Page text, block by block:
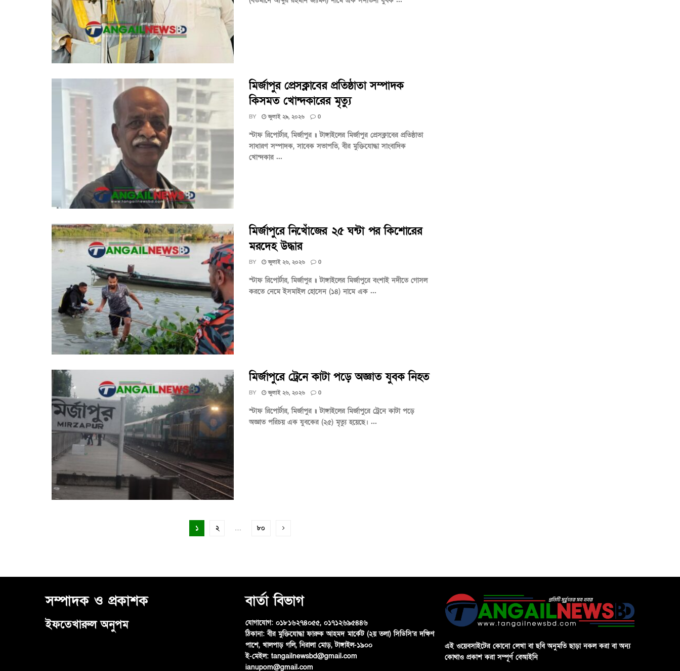
মির্জাপুর প্রেসক্লাবের প্রতিষ্ঠাতা সম্পাদক
কিসমত খোন্দকারের মৃত্যু
BY জুলাই ২৯, ২০২৬ 0
স্টাফ রিপোর্টার, মির্জাপুর ॥ টাঙ্গাইলের মির্জাপুর প্রেসক্লাবের প্রতিষ্ঠাতা
সাধারণ সম্পাদক, সাবেক সভাপতি, বীর মুক্তিযোদ্ধা সাংবাদিক
খোন্দকার ...
মির্জাপুরে নিখোঁজের ২৫ ঘন্টা পর কিশোরের
মরদেহ উদ্ধার
BY জুলাই ২৬, ২০২৬ 0
স্টাফ রিপোর্টার, মির্জাপুর ॥ টাঙ্গাইলের মির্জাপুরে বংশাই নদীতে গোসল
করতে নেমে ইসমাইল হোসেন (১৪) নামে এক ...
মির্জাপুরে ট্রেনে কাটা পড়ে অজ্ঞাত যুবক নিহত
BY জুলাই ২৬, ২০২৬ 0
স্টাফ রিপোর্টার, মির্জাপুর ॥ টাঙ্গাইলের মির্জাপুরে ট্রেনে কাটা পড়ে
অজ্ঞাত পরিচয় এক যুবকের (২৫) মৃত্যু হয়েছে। ...
১ ২ … ৮০
সম্পাদক ও প্রকাশক
ইফতেখারুল অনুপম
বার্তা বিভাগ
যোগাযোগ: ০১৮১৬২৭৪০৫৫, ০১৭১২৬৯৫৪৪৬
ঠিকানা:বীর মুক্তিযোদ্ধা ফারুক আহমদ মার্কেট (২য় তলা) সিডিসি’র দক্ষিণ
পাশে, খালপাড় গলি, নিরালা মোড়, টাঙ্গাইল-১৯০০
ই-মেইল: tangailnewsbd@gmail.com
ianupom@gmail.com
এই ওয়েবসাইটের কোনো লেখা বা ছবি অনুমতি ছাড়া নকল করা বা অন্য
কোথাও প্রকাশ করা সম্পূর্ণ বেআইনি